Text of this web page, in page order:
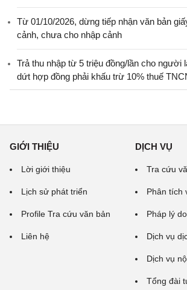
Từ 01/10/2026, dừng tiếp nhận văn bản
cảnh, chưa cho nhập cảnh
Trả thu nhập từ 5 triệu đồng/lần cho người
dứt hợp đồng phải khấu trừ 10% thuế
GIỚI THIỆU
Lời giới thiệu
Lịch sử phát triển
Profile Tra cứu văn bản
Liên hệ
DỊCH VỤ
Tra cứu
Phân tích
Pháp lý
Dịch vụ
Dịch vụ
Tổng đài